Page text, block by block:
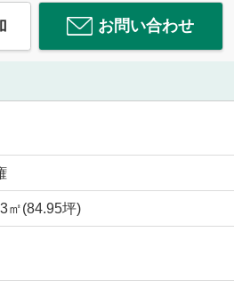
お問い合わせ
㎡(84.95坪)